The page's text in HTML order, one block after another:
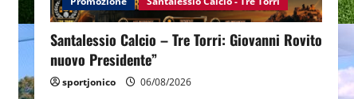
Santalessio Calcio – Tre Torri: Giovanni Rovito
nuovo Presidente”
sportjonico 06/08/2026